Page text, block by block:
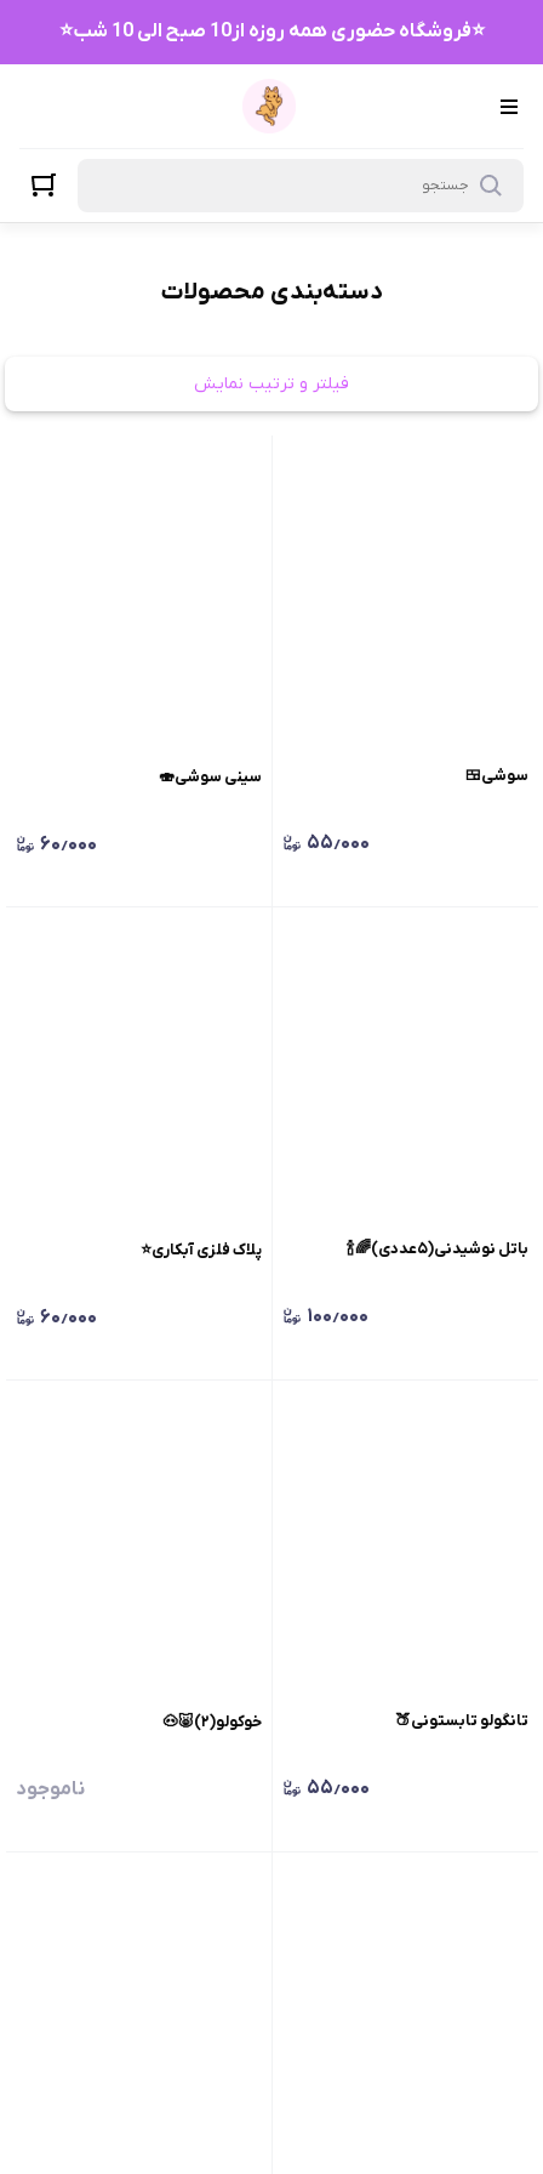
⭐فروشگاه حضوری همه روزه از10 صبح الی 10 شب⭐
دسته‌بندی محصولات
فیلتر و ترتیب نمایش
سوشی🍱
۵۵٫۰۰۰
سینی سوشی🍣
۶۰٫۰۰۰
باتل نوشیدنی(۵عددی)🌈🍾
۱۰۰٫۰۰۰
پلاک فلزی آبکاری⭐️
۶۰٫۰۰۰
تانگولو تابستونی🍑
۵۵٫۰۰۰
خوکولو(۲)🐷🐽
ناموجود